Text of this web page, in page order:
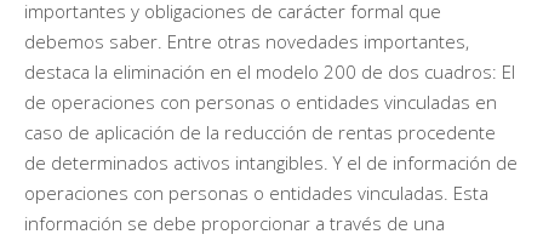
importantes y obligaciones de carácter formal que
debemos saber. Entre otras novedades importantes,
destaca la eliminación en el modelo 200 de dos cuadros: El
de operaciones con personas o entidades vinculadas en
caso de aplicación de la reducción de rentas procedente
de determinados activos intangibles. Y el de información de
operaciones con personas o entidades vinculadas. Esta
información se debe proporcionar a través de una